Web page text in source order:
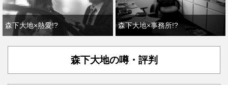
森下大地×熱愛!? 森下大地×事務所!?
森下大地の噂・評判